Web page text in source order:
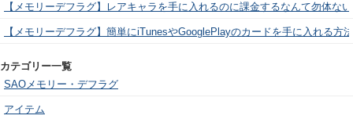
【メモリーデフラグ】レアキャラを手に入れるのに課金するなんて勿体な
【メモリーデフラグ】簡単にiTunesやGooglePlayのカードを手に入れる方
カテゴリー一覧
SAOメモリー・デフラグ
アイテム